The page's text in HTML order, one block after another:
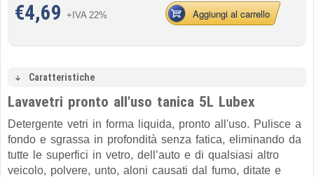
€4,69 +IVA 22% Aggiungi al carrello
Caratteristiche
Lavavetri pronto all'uso tanica 5L Lubex
Detergente vetri in forma liquida, pronto all'uso. Pulisce a
fondo e sgrassa in profondità senza fatica, eliminando da
tutte le superfici in vetro, dell’auto e di qualsiasi altro
veicolo, polvere, unto, aloni causati dal fumo, ditate e